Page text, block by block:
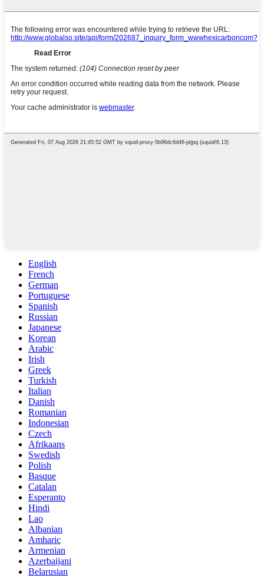
English
French
German
Portuguese
Spanish
Russian
Japanese
Korean
Arabic
Irish
Greek
Turkish
Italian
Danish
Romanian
Indonesian
Czech
Afrikaans
Swedish
Polish
Basque
Catalan
Esperanto
Hindi
Lao
Albanian
Amharic
Armenian
Azerbaijani
Belarusian